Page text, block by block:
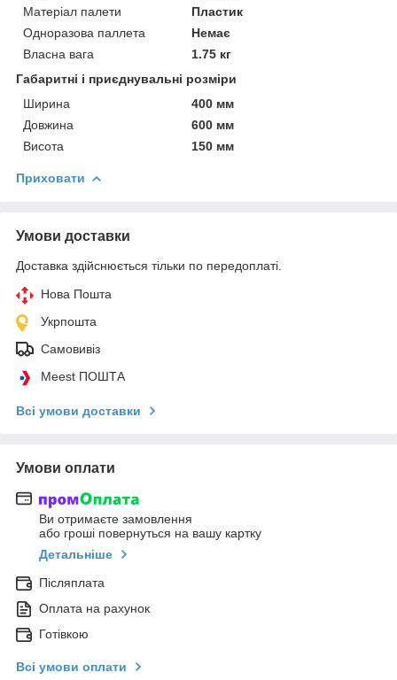
Матеріал палети
Пластик
Одноразова паллета
Немає
Власна вага
1.75 кг
Габаритні і приєднувальні розміри
Ширина
400 мм
Довжина
600 мм
Висота
150 мм
Приховати
Умови доставки
Доставка здійснюється тільки по передоплаті.
Нова Пошта
Укрпошта
Самовивіз
Meest ПОШТА
Всі умови доставки
Умови оплати
Ви отримаєте замовлення
або гроші повернуться на вашу картку
Детальніше
Післяплата
Оплата на рахунок
Готівкою
Всі умови оплати